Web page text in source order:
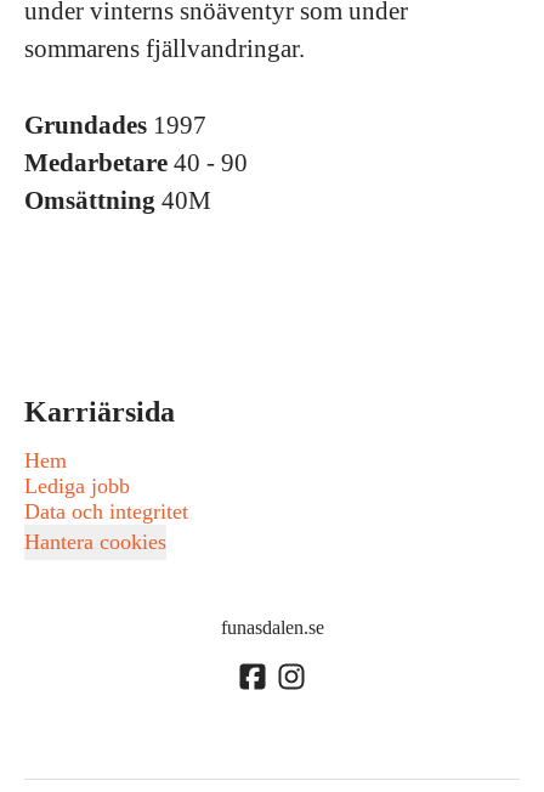
under vinterns snöäventyr som under
sommarens fjällvandringar.
Grundades 1997
Medarbetare 40 - 90
Omsättning 40M
Karriärsida
Hem
Lediga jobb
Data och integritet
Hantera cookies
funasdalen.se